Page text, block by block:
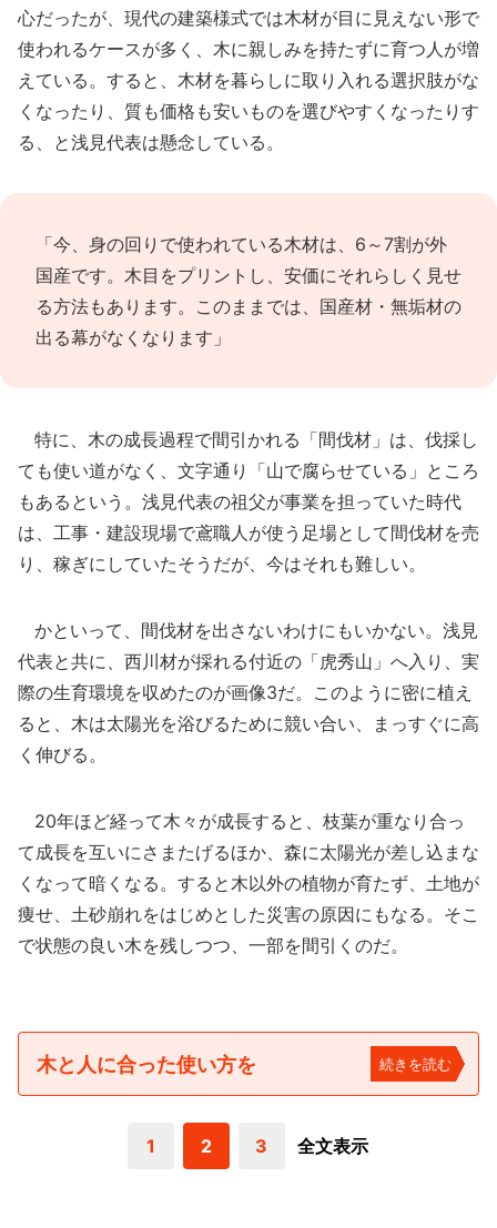
心だったが、現代の建築様式では木材が目に見えない形で
使われるケースが多く、木に親しみを持たずに育つ人が増
えている。すると、木材を暮らしに取り入れる選択肢がな
くなったり、質も価格も安いものを選びやすくなったりす
る、と浅見代表は懸念している。
「今、身の回りで使われている木材は、6～7割が外
国産です。木目をプリントし、安価にそれらしく見せ
る方法もあります。このままでは、国産材・無垢材の
出る幕がなくなります」
特に、木の成長過程で間引かれる「間伐材」は、伐採し
ても使い道がなく、文字通り「山で腐らせている」ところ
もあるという。浅見代表の祖父が事業を担っていた時代
は、工事・建設現場で鳶職人が使う足場として間伐材を売
り、稼ぎにしていたそうだが、今はそれも難しい。
かといって、間伐材を出さないわけにもいかない。浅見
代表と共に、西川材が採れる付近の「虎秀山」へ入り、実
際の生育環境を収めたのが画像3だ。このように密に植え
ると、木は太陽光を浴びるために競い合い、まっすぐに高
く伸びる。
20年ほど経って木々が成長すると、枝葉が重なり合っ
て成長を互いにさまたげるほか、森に太陽光が差し込まな
くなって暗くなる。すると木以外の植物が育たず、土地が
痩せ、土砂崩れをはじめとした災害の原因にもなる。そこ
で状態の良い木を残しつつ、一部を間引くのだ。
木と人に合った使い方を 続きを読む
1 2 3 全文表示